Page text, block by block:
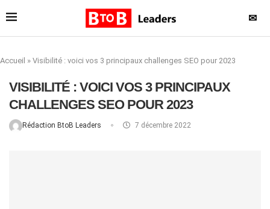
✉
Accueil » Visibilité : voici vos 3 principaux challenges SEO pour 2023
VISIBILITÉ : VOICI VOS 3 PRINCIPAUX
CHALLENGES SEO POUR 2023
Rédaction BtoB Leaders 7 décembre 2022